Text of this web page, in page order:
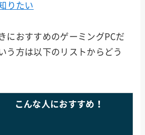
りたい
におすすめのゲーミングPCだ
う方は以下のリストからどう
こんな人におすすめ！